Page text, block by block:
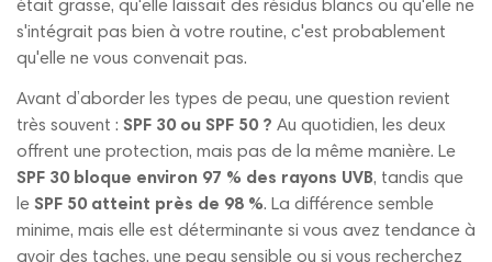
était grasse, qu'elle laissait des résidus blancs ou qu'elle ne
s'intégrait pas bien à votre routine, c'est probablement
qu'elle ne vous convenait pas.
Avant d’aborder les types de peau, une question revient
très souvent : SPF 30 ou SPF 50 ? Au quotidien, les deux
offrent une protection, mais pas de la même manière. Le
SPF 30 bloque environ 97 % des rayons UVB, tandis que
le SPF 50 atteint près de 98 %. La différence semble
minime, mais elle est déterminante si vous avez tendance à
avoir des taches, une peau sensible ou si vous recherchez